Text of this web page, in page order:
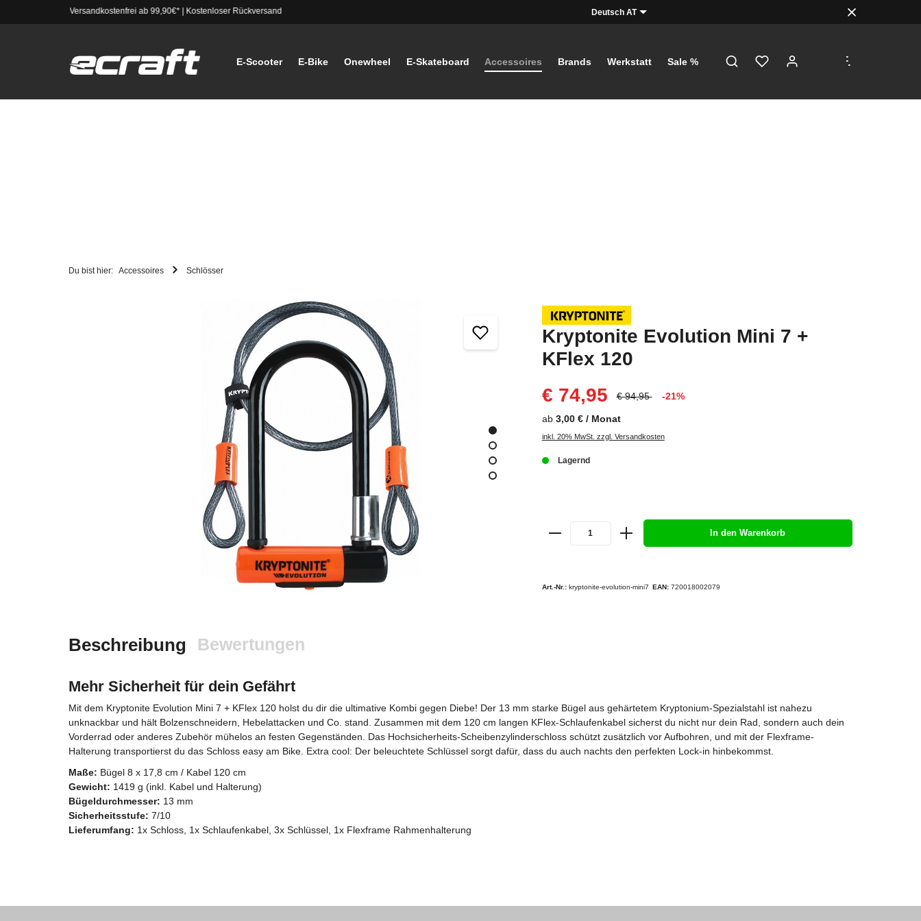
Versandkostenfrei ab 99,90€*| Kostenloser Rückversand Deutsch AT
E-Scooter E-Bike Onewheel E-Skateboard Accessoires Brands Werkstatt Sale %
...
Du bist hier: Accessoires Schlösser
Kryptonite Evolution Mini 7 +
KFlex 120
€ 74,95
€ 94,95 -21%
ab 3,00 € / Monat
inkl. 20% MwSt. zzgl. Versandkosten
Lagernd
In den Warenkorb
Art.-Nr.: kryptonite-evolution-mini7 EAN: 720018002079
Beschreibung Bewertungen
Mehr Sicherheit für dein Gefährt
Mit dem Kryptonite Evolution Mini 7 + KFlex 120 holst du dir die ultimative Kombi gegen Diebe! Der 13 mm starke Bügel aus gehärtetem Kryptonium-Spezialstahl ist nahezu
unknackbar und hält Bolzenschneidern, Hebelattacken und Co. stand. Zusammen mit dem 120 cm langen KFlex-Schlaufenkabel sicherst du nicht nur dein Rad, sondern auch dein
Vorderrad oder anderes Zubehör mühelos an festen Gegenständen. Das Hochsicherheits-Scheibenzylinderschloss schützt zusätzlich vor Aufbohren, und mit der Flexframe-
Halterung transportierst du das Schloss easy am Bike. Extra cool: Der beleuchtete Schlüssel sorgt dafür, dass du auch nachts den perfekten Lock-in hinbekommst.
Maße: Bügel 8 x 17,8 cm / Kabel 120 cm
Gewicht: 1419 g (inkl. Kabel und Halterung)
Bügeldurchmesser: 13 mm
Sicherheitsstufe: 7/10
Lieferumfang: 1x Schloss, 1x Schlaufenkabel, 3x Schlüssel, 1x Flexframe Rahmenhalterung